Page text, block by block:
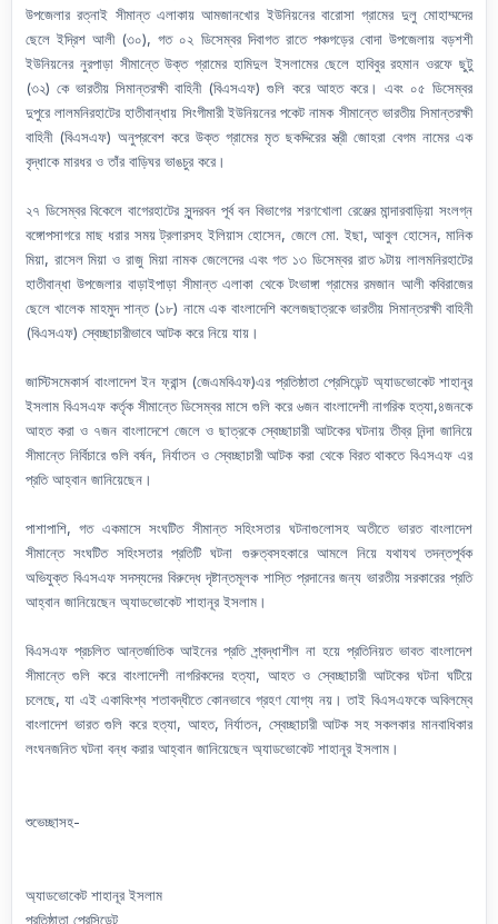
উপজেলার রত্নাই সীমান্ত এলাকায় আমজানখোর ইউনিয়নের বারোসা গ্রামের দুলু মোহাম্মদের
ছেলে ইদ্রিশ আলী (৩০), গত ০২ ডিসেম্বর দিবাগত রাতে পঞ্চগড়ের বোদা উপজেলায় বড়শশী
ইউনিয়নের নুরপাড়া সীমান্তে উক্ত গ্রামের হামিদুল ইসলামের ছেলে হাবিবুর রহমান ওরফে ছুটু
(৩২) কে ভারতীয় সিমান্তরক্ষী বাহিনী (বিএসএফ) গুলি করে আহত করে। এবং ০৫ ডিসেম্বর
দুপুরে লালমনিরহাটের হাতীবান্ধায় সিংগীমারী ইউনিয়নের পকেট নামক সীমান্তে ভারতীয় সিমান্তরক্ষী
বাহিনী (বিএসএফ) অনুপ্রবেশ করে উক্ত গ্রামের মৃত ছকদ্দিরের স্ত্রী জোহরা বেগম নামের এক
বৃদ্ধাকে মারধর ও তাঁর বাড়িঘর ভাঙচুর করে।
২৭ ডিসেম্বর বিকেলে বাগেরহাটের সুন্দরবন পূর্ব বন বিভাগের শরণখোলা রেঞ্জের মান্দারবাড়িয়া সংলগ্ন
বঙ্গোপসাগরে মাছ ধরার সময় ট্রলারসহ ইলিয়াস হোসেন, জেলে মো. ইছা, আবুল হোসেন, মানিক
মিয়া, রাসেল মিয়া ও রাজু মিয়া নামক জেলেদের এবং গত ১৩ ডিসেম্বর রাত ৯টায় লালমনিরহাটের
হাতীবান্ধা উপজেলার বাড়াইপাড়া সীমান্ত এলাকা থেকে টংভাঙ্গা গ্রামের রমজান আলী কবিরাজের
ছেলে খালেক মাহমুদ শান্ত (১৮) নামে এক বাংলাদেশি কলেজছাত্রকে ভারতীয় সিমান্তরক্ষী বাহিনী
(বিএসএফ) স্বেচ্ছাচারীভাবে আটক করে নিয়ে যায়।
জাস্টিসমেকার্স বাংলাদেশ ইন ফ্রান্স (জেএমবিএফ)এর প্রতিষ্ঠাতা প্রেসিডেন্ট অ্যাডভোকেট শাহানূর
ইসলাম বিএসএফ কর্তৃক সীমান্তে ডিসেম্বর মাসে গুলি করে ৬জন বাংলাদেশী নাগরিক হত্যা,৪জনকে
আহত করা ও ৭জন বাংলাদেশে জেলে ও ছাত্রকে স্বেচ্ছাচারী আটকের ঘটনায় তীব্র নিন্দা জানিয়ে
সীমান্তে নির্বিচারে গুলি বর্ষন, নির্যাতন ও স্বেচ্ছাচারী আটক করা থেকে বিরত থাকতে বিএসএফ এর
প্রতি আহ্বান জানিয়েছেন।
পাশাপাশি, গত একমাসে সংঘটিত সীমান্ত সহিংসতার ঘটনাগুলোসহ অতীতে ভারত বাংলাদেশ
সীমান্তে সংঘটিত সহিংসতার প্রতিটি ঘটনা গুরুত্বসহকারে আমলে নিয়ে যথাযথ তদন্তপূর্বক
অভিযুক্ত বিএসএফ সদস্যদের বিরুদ্ধে দৃষ্টান্তমূলক শাস্তি প্রদানের জন্য ভারতীয় সরকারের প্রতি
আহ্বান জানিয়েছেন অ্যাডভোকেট শাহানূর ইসলাম।
বিএসএফ প্রচলিত আন্তর্জাতিক আইনের প্রতি শ্র্বদ্ধাশীল না হয়ে প্রতিনিয়ত ভাবত বাংলাদেশ
সীমান্তে গুলি করে বাংলাদেশী নাগরিকদের হত্যা, আহত ও স্বেচ্ছাচারী আটকের ঘটনা ঘটিয়ে
চলেছে, যা এই একাবিংশ্ব শতাবদ্ধীতে কোনভাবে গ্রহণ যোগ্য নয়। তাই বিএসএফকে অবিলম্বে
বাংলাদেশ ভারত গুলি করে হত্যা, আহত, নির্যাতন, স্বেচ্ছাচারী আটক সহ সকলকার মানবাধিকার
লংঘনজনিত ঘটনা বন্ধ করার আহ্বান জানিয়েছেন অ্যাডভোকেট শাহানূর ইসলাম।
শুভেচ্ছাসহ-
অ্যাডভোকেট শাহানূর ইসলাম
প্রতিষ্ঠাতা প্রেসিডেন্ট